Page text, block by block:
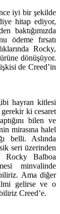
iyi bir şekilde
hitap ediyor,
baktığımızda
ödeme fırsatı
Rocky,
dönüşüyor.
de Creed’in
hayran kitlesi
ki cesaret
bilen ve
mirasına halel
belli. Aslında
seri üzerinden
Balboa
minvalinde
Ama diğer
gelirse ve o
Creed’e.